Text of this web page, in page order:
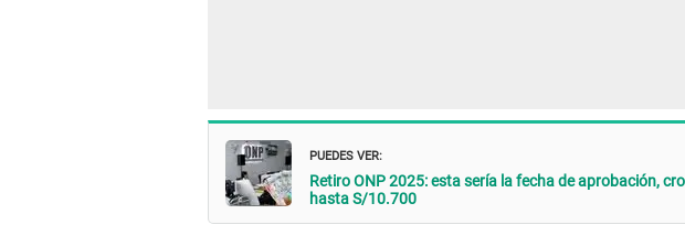
PUEDES VER:
Retiro ONP 2025: esta sería la fecha de aprobación,
hasta S/10.700